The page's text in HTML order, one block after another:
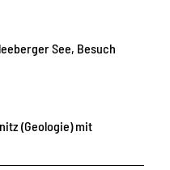
See, Besuch
(Geologie) mit